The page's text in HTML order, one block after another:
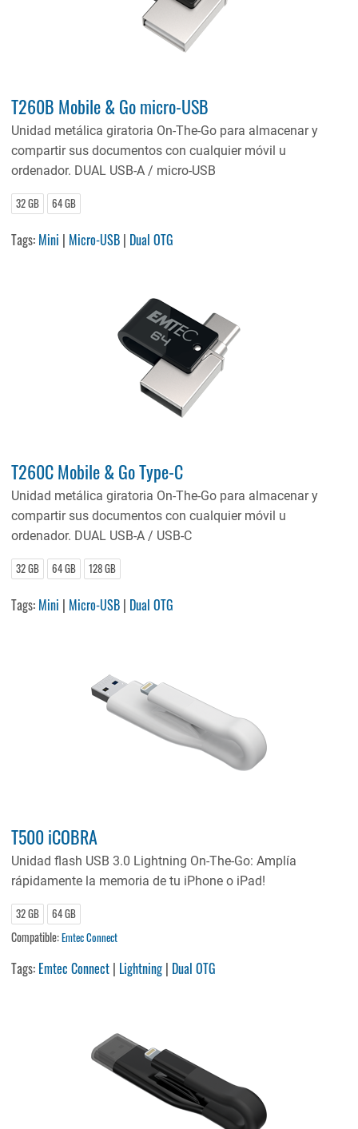
T260B Mobile & Go micro-USB
Unidad metálica giratoria On-The-Go para almacenar y
compartir sus documentos con cualquier móvil u
ordenador. DUAL USB-A / micro-USB
32 GB 64 GB
Tags: Mini | Micro-USB | Dual OTG
T260C Mobile & Go Type-C
Unidad metálica giratoria On-The-Go para almacenar y
compartir sus documentos con cualquier móvil u
ordenador. DUAL USB-A / USB-C
32 GB 64 GB 128 GB
Tags: Mini | Micro-USB | Dual OTG
T500 iCOBRA
Unidad flash USB 3.0 Lightning On-The-Go: Amplía
rápidamente la memoria de tu iPhone o iPad!
32 GB 64 GB
Compatible:Emtec Connect
Tags: Emtec Connect | Lightning | Dual OTG